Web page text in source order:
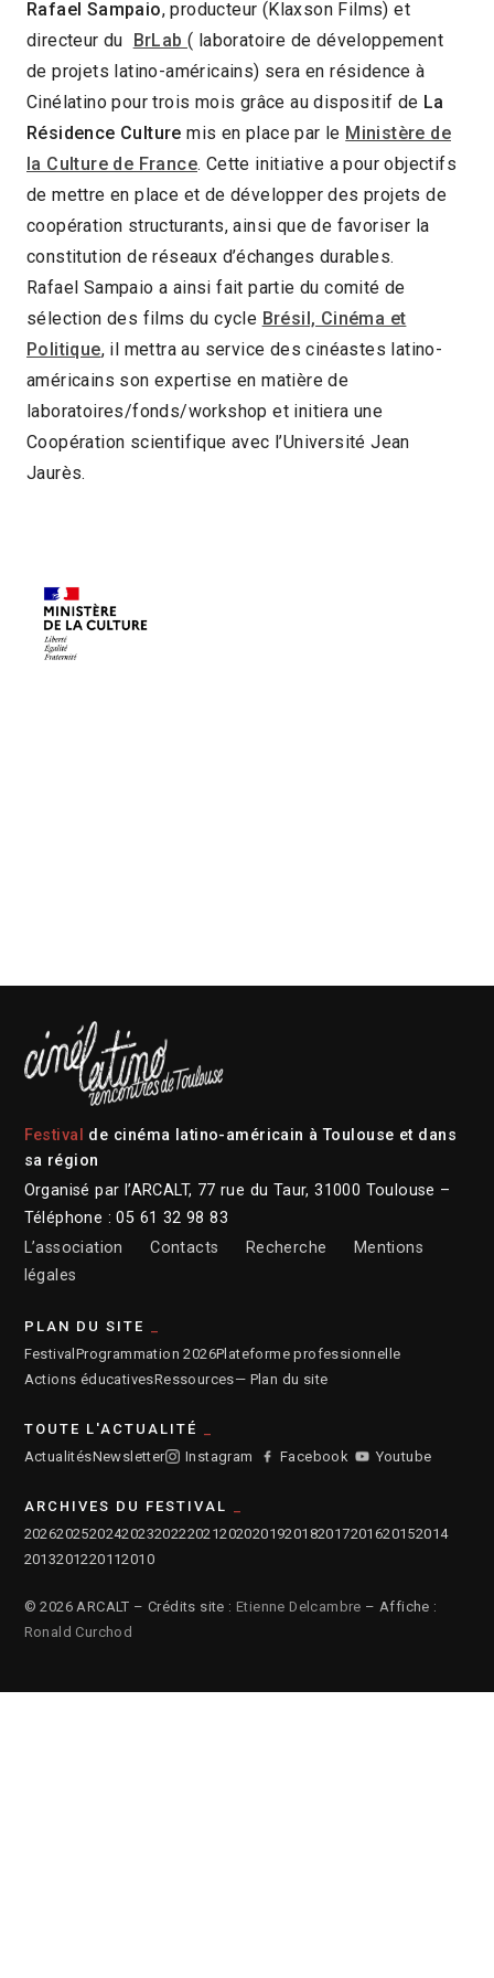
Rafael Sampaio, producteur (Klaxson Films) et
directeur du
BrLab( laboratoire de développement
de projets latino-américains) sera en résidence à
Cinélatino pour trois mois grâce au dispositif de La
Résidence Culture mis en place par le Ministère de
la Culture de France. Cette initiative a pour objectifs
de mettre en place et de développer des projets de
coopération structurants, ainsi que de favoriser la
constitution de réseaux d’échanges durables.
Rafael Sampaio a ainsi fait partie du comité de
sélection des films du cycle Brésil, Cinéma et
Politique, il mettra au service des cinéastes latino-
américains son expertise en matière de
laboratoires/fonds/workshop et initiera une
Coopération scientifique avec l’Université Jean
Jaurès.
Festival
de cinéma latino-américain à Toulouse et dans
sa région
Organisé par l’ARCALT, 77 rue du Taur, 31000 Toulouse –
Téléphone : 05 61 32 98 83
L’association
Contacts Recherche
Mentions
légales
PLAN DU SITE
FestivalProgrammation 2026Plateforme professionnelle
Actions éducativesRessources— Plan du site
TOUTE L'ACTUALITÉ
ActualitésNewsletter Instagram Facebook Youtube
ARCHIVES DU FESTIVAL
2026202520242023202220212020201920182017201620152014
2013201220112010
© 2026 ARCALT – Crédits site : Etienne Delcambre – Affiche :
Ronald Curchod